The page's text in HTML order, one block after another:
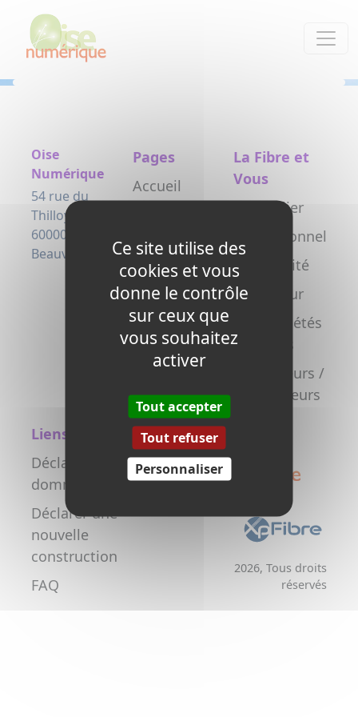
Oise
Numérique
54 rue du
Thilloy
60000
Beauvais
Pages
Accueil
Testez
votre
éligibilité
Actualités
L’arrivée de
la fibre
La Fibre et
Vous
Particulier
Professionnel
Collectivité
Opérateur
Copropriétés
/ syndics
Promoteurs /
Aménageurs
Liens utiles
Déclarer un
dommage réseau
Déclarer une
nouvelle
construction
FAQ
2026, Tous droits
réservés
Panneau de gestion des cookies
Ce site utilise des
cookies et vous
donne le contrôle
sur ceux que
vous souhaitez
activer
Tout accepter
Tout refuser
Personnaliser